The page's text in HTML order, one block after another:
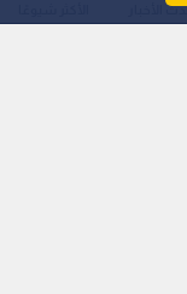
الأخبار